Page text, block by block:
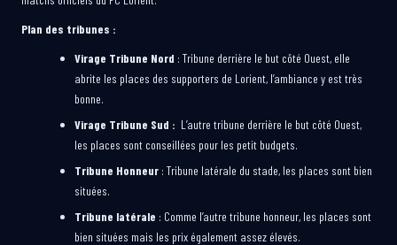
Plan des tribunes :
Virage Tribune Nord : Tribune derrière le but côté Ouest, elle
abrite les places des supporters de Lorient, l’ambiance y est très
bonne.
Virage Tribune Sud : L’autre tribune derrière le but côté Ouest,
les places sont conseillées pour les petit budgets.
Tribune Honneur : Tribune latérale du stade, les places sont bien
situées.
Tribune latérale : Comme l’autre tribune honneur, les places sont
bien situées mais les prix également assez élevés.